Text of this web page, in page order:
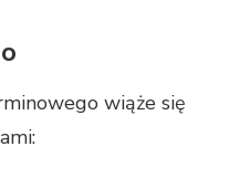
wiąże się